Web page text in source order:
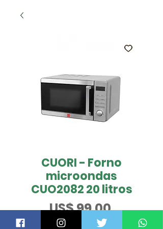
CUORI - Forno
microondas
CUO2082 20 litros
US$ 99,00Preço